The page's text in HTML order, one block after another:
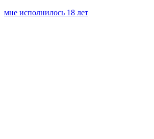
мне исполнилось 18 лет